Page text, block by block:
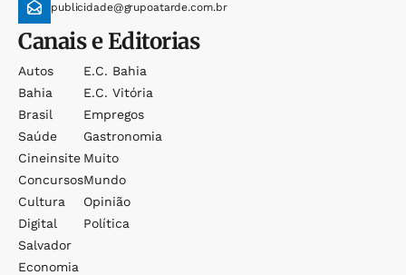
publicidade@grupoatarde.com.br
Canais e Editorias
Autos
Bahia
Brasil
Saúde
Cineinsite
Concursos
Cultura
Digital
Salvador
Economia
E.c. Bahia
E.c. Vitória
Empregos
Gastronomia
Muito
Mundo
Opinião
Política